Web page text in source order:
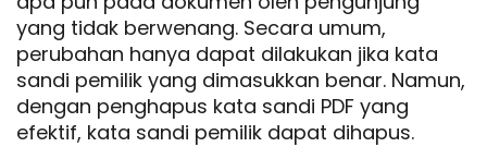
yang tidak berwenang. Secara umum,
perubahan hanya dapat dilakukan jika kata
sandi pemilik yang dimasukkan benar. Namun,
dengan penghapus kata sandi PDF yang
efektif, kata sandi pemilik dapat dihapus.